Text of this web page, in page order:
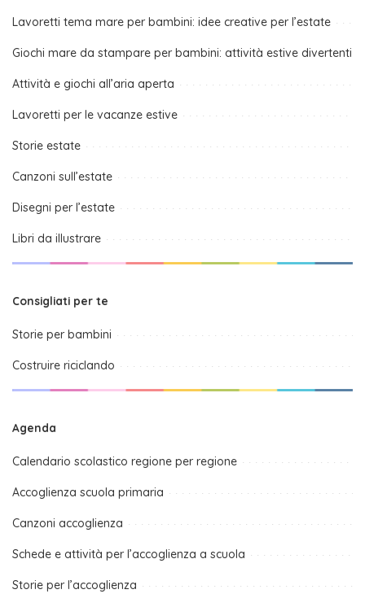
Lavoretti tema mare per bambini: idee creative per l’estate
Giochi mare da stampare per bambini: attività estive divertenti
Attività e giochi all’aria aperta
Lavoretti per le vacanze estive
Storie estate
Canzoni sull’estate
Disegni per l’estate
Libri da illustrare
Consigliati per te
Storie per bambini
Costruire riciclando
Agenda
Calendario scolastico regione per regione
Accoglienza scuola primaria
Canzoni accoglienza
Schede e attività per l’accoglienza a scuola
Storie per l’accoglienza